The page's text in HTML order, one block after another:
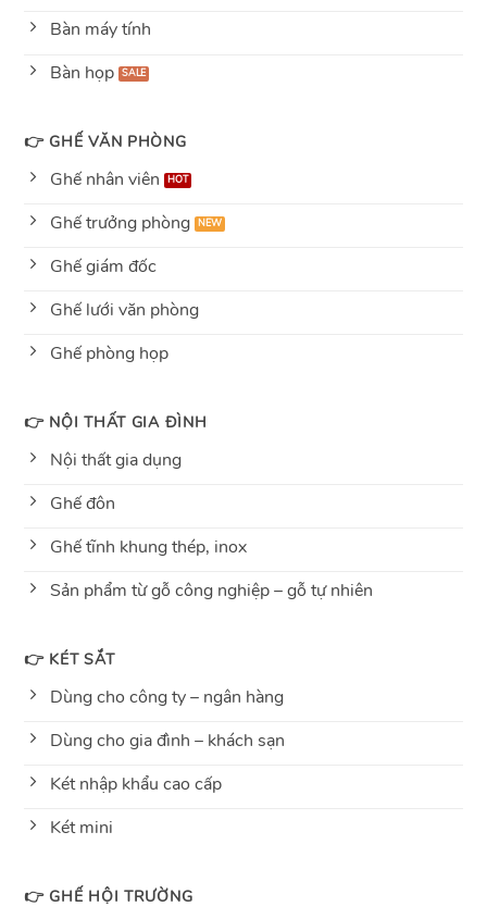
Bàn máy tính
Bàn họp
👉 GHẾ VĂN PHÒNG
Ghế nhân viên
Ghế trưởng phòng
Ghế giám đốc
Ghế lưới văn phòng
Ghế phòng họp
👉 NỘI THẤT GIA ĐÌNH
Nội thất gia dụng
Ghế đôn
Ghế tĩnh khung thép, inox
Sản phẩm từ gỗ công nghiệp – gỗ tự nhiên
👉 KÉT SẮT
Dùng cho công ty – ngân hàng
Dùng cho gia đình – khách sạn
Két nhập khẩu cao cấp
Két mini
👉 GHẾ HỘI TRƯỜNG